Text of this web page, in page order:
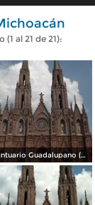
al 21 de 21):
Santuario Guadalupano (Catedral). Abril/2015